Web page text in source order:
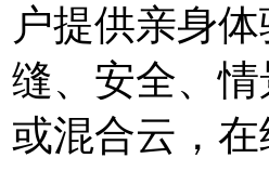
户提供亲身
缝、安全、
或混合云，